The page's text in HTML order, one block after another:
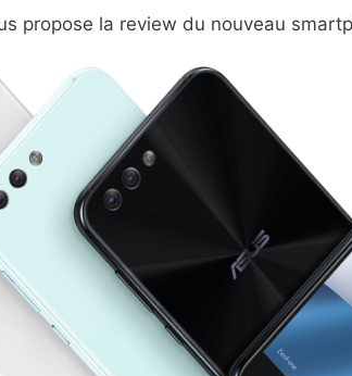
propose la review du nouveau